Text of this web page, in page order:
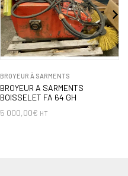
BROYEUR À SARMENTS
BROYEUR A SARMENTS
BOISSELET FA 64 GH
5 000,00€ HT